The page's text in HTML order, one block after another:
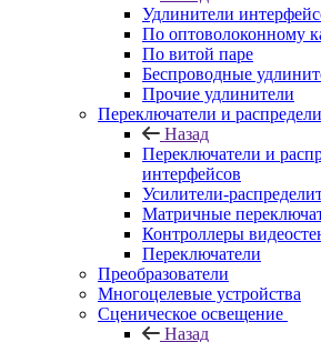
Удлинители
По оптоволоконному
По витой паре
Беспроводные
Прочие удлинители
Переключатели и
Назад
Переключатели и
интерфейсов
Усилители-
Матричные
Контроллеры
Переключатели
Преобразователи
Многоцелевые устройства
Сценическое освещение
Назад